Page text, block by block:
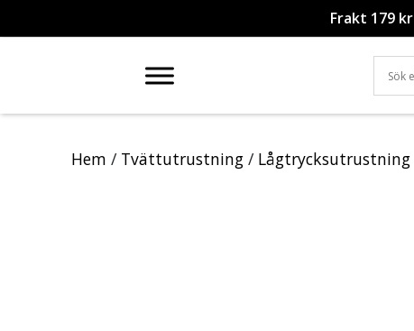
Frakt 179 kr
Hem / Tvättutrustning / Lågtrycksutrustning